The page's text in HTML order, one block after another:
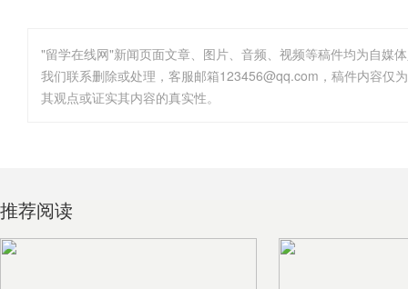
"留学在线网"新闻页面文章、图片、音频、视频等稿件均为自媒
其观点或证实其内容的真实性。
推荐阅读